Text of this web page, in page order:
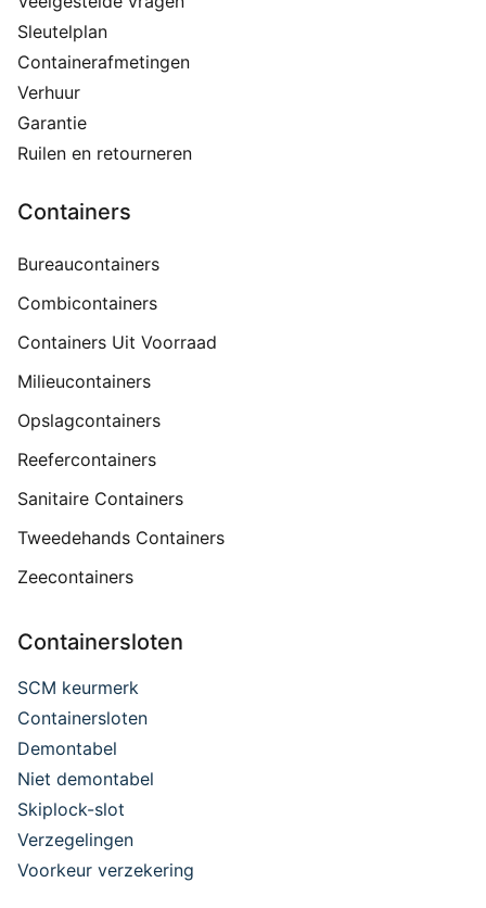
Sleutelplan
Containerafmetingen
Verhuur
Garantie
Ruilen en retourneren
Containers
Bureaucontainers
Combicontainers
Containers Uit Voorraad
Milieucontainers
Opslagcontainers
Reefercontainers
Sanitaire Containers
Tweedehands Containers
Zeecontainers
Containersloten
SCM keurmerk
Containersloten
Demontabel
Niet demontabel
Skiplock-slot
Verzegelingen
Voorkeur verzekering